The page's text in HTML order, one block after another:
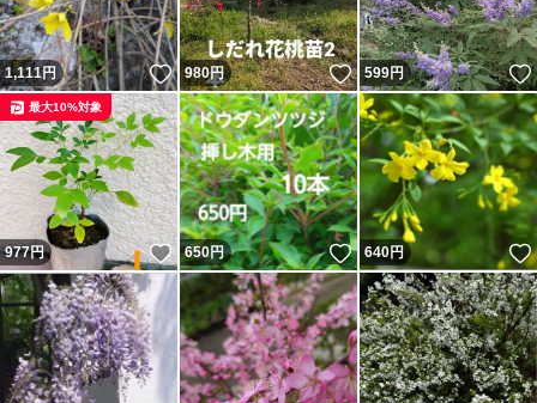
1,111円 いいね！
980円 いいね！
599円
977円 いいね！
最大10%対象
650円 いいね！
640円